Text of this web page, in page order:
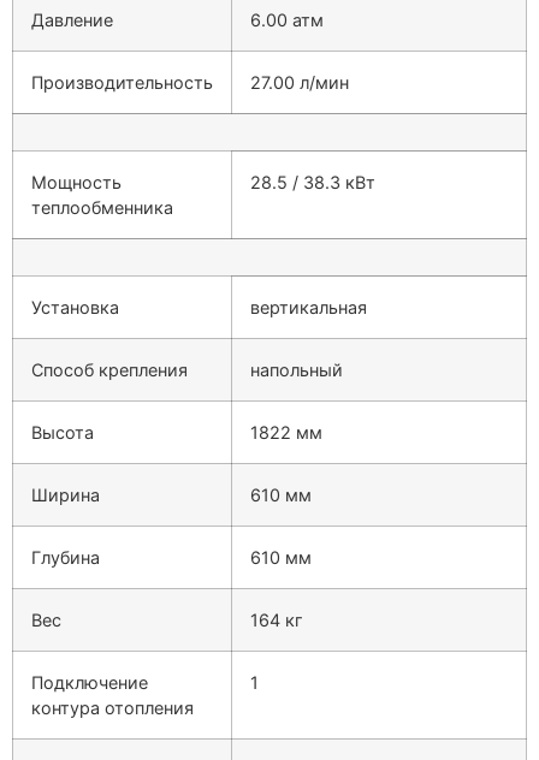
Давление 6.00 атм
Производительность 27.00 л/мин
Мощность
теплообменника
28.5 / 38.3 кВт
Установка вертикальная
Способ крепления напольный
Высота 1822 мм
Ширина 610 мм
Глубина 610 мм
Вес 164 кг
Подключение
контура отопления
1